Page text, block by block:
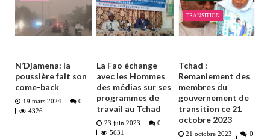
N’Djamena: la
poussière fait son
come-back
19 mars 2024
0
4326
La Fao échange
avec les Hommes
des médias sur ses
programmes de
travail au Tchad
23 juin 2023
0
5631
TRANSITION
Tchad :
Remaniement des
membres du
gouvernement de
transition ce 21
octobre 2023
21 octobre 2023
0